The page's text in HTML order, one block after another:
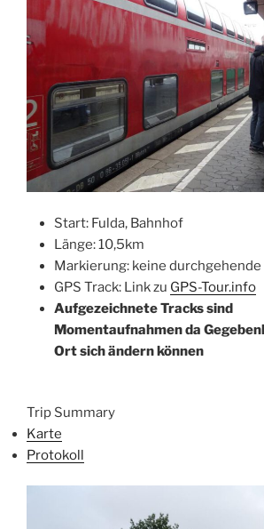
Start: Fulda, Bahnhof
Länge: 10,5km
Markierung: keine durchgehende
GPS Track: Link zu GPS-Tour.info
Aufgezeichnete Tracks sind
Momentaufnahmen da
Ort sich ändern können
Trip Summary
Karte
Protokoll